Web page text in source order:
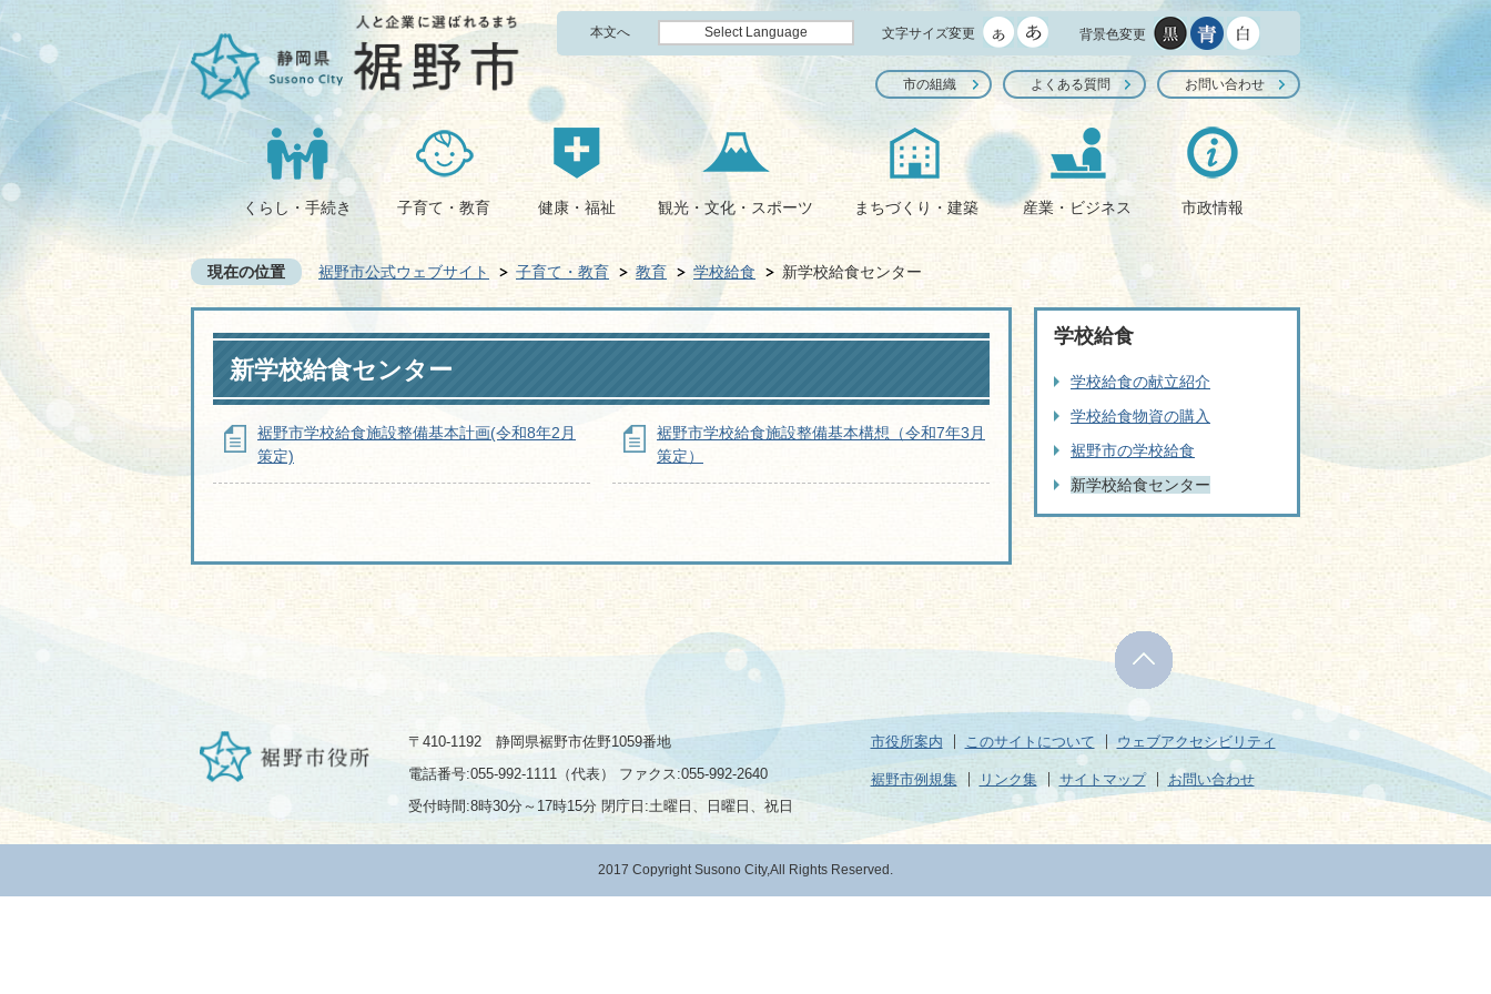
本文へ Select Language 文字サイズ変更 背景色変更
市の組織 よくある質問 お問い合わせ
くらし・手続き 子育て・教育 健康・福祉 観光・文化・スポーツ まちづくり・建築 産業・ビジネス 市政情報
現在の位置 裾野市公式ウェブサイト 子育て・教育 教育 学校給食 新学校給食センター
新学校給食センター
裾野市学校給食施設整備基本計画(令和8年2月
策定)
裾野市学校給食施設整備基本構想（令和7年3月
策定）
学校給食
学校給食の献立紹介
学校給食物資の購入
裾野市の学校給食
新学校給食センター
〒410-1192 静岡県裾野市佐野1059番地
電話番号:055-992-1111（代表） ファクス:055-992-2640
受付時間:8時30分～17時15分 閉庁日:土曜日、日曜日、祝日
市役所案内 このサイトについて ウェブアクセシビリティ
裾野市例規集 リンク集 サイトマップ お問い合わせ
2017 Copyright Susono City,All Rights Reserved.